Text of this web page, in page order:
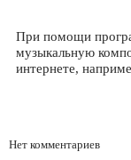
При помощи
музыкальную
интернете,
Нет комментариев